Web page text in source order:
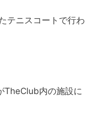
テニスコートで行わ
TheClub内の施設に